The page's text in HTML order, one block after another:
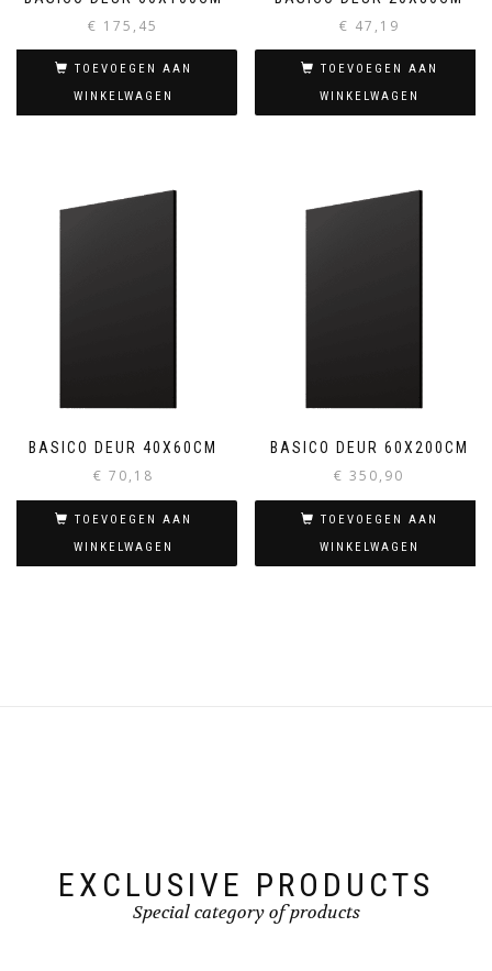
€ 175,45
TOEVOEGEN AAN
WINKELWAGEN
€ 47,19
TOEVOEGEN AAN
WINKELWAGEN
BASICO DEUR 40X60CM
€ 70,18
TOEVOEGEN AAN
WINKELWAGEN
BASICO DEUR 60X200CM
€ 350,90
TOEVOEGEN AAN
WINKELWAGEN
EXCLUSIVE PRODUCTS
Special category of products